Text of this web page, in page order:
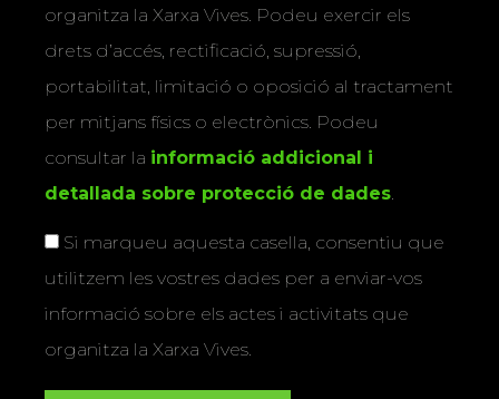
organitza la Xarxa Vives. Podeu exercir els
drets d’accés, rectificació, supressió,
portabilitat, limitació o oposició al tractament
per mitjans físics o electrònics. Podeu
consultar la informació addicional i
detallada sobre protecció de dades.
Si marqueu aquesta casella, consentiu que
utilitzem les vostres dades per a enviar-vos
informació sobre els actes i activitats que
organitza la Xarxa Vives.